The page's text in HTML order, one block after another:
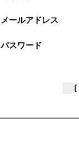
メールアドレス
パスワード
[